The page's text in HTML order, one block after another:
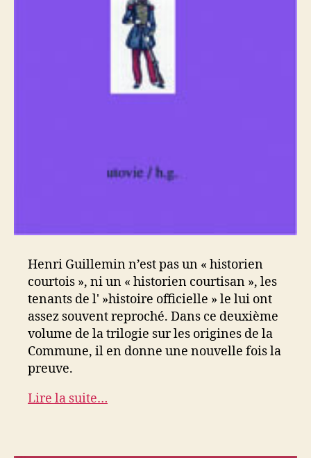
Henri Guillemin n’est pas un « historien
courtois », ni un « historien courtisan », les
tenants de l' »histoire officielle » le lui ont
assez souvent reproché. Dans ce deuxième
volume de la trilogie sur les origines de la
Commune, il en donne une nouvelle fois la
preuve.
Lire la suite…